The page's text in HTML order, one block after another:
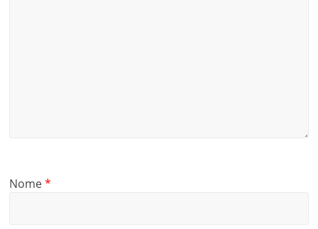
Nome*